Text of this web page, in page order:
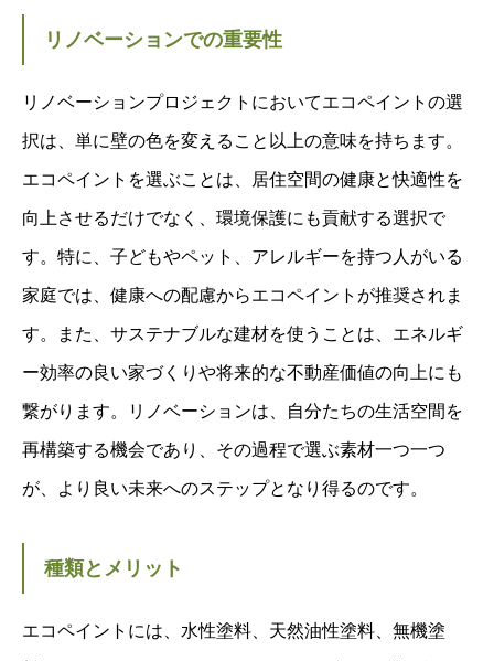
リノベーションでの重要性
リノベーションプロジェクトにおいてエコペイントの選
択は、単に壁の色を変えること以上の意味を持ちます。
エコペイントを選ぶことは、居住空間の健康と快適性を
向上させるだけでなく、環境保護にも貢献する選択で
す。特に、子どもやペット、アレルギーを持つ人がいる
家庭では、健康への配慮からエコペイントが推奨されま
す。また、サステナブルな建材を使うことは、エネルギ
ー効率の良い家づくりや将来的な不動産価値の向上にも
繋がります。リノベーションは、自分たちの生活空間を
再構築する機会であり、その過程で選ぶ素材一つ一つ
が、より良い未来へのステップとなり得るのです。
種類とメリット
エコペイントには、水性塗料、天然油性塗料、無機塗